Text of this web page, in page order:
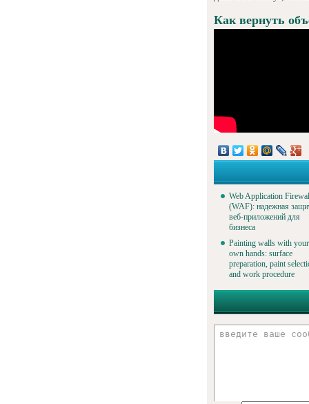
Как вернуть
Web Application
(WAF): надежная
веб-приложений для
бизнеса
Painting walls with your
own hands: surface
preparation, paint
and work procedure